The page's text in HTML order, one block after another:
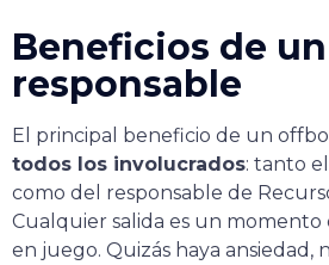
Beneficios de
responsable
El principal beneficio de un
todos los involucrados: tanto
como del responsable de
Cualquier salida es un
en juego. Quizás haya ansiedad,